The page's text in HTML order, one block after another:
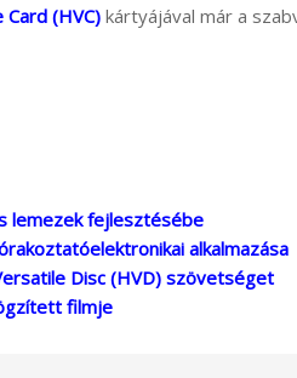
(HVC) kártyájával már a
lemezek fejlesztésébe
alkalmazása
Disc (HVD) szövetséget
filmje